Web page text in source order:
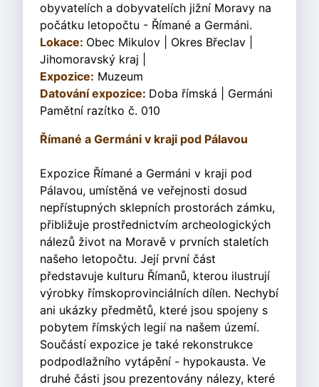
obyvatelích a dobyvatelích jižní Moravy na
počátku letopočtu - Římané a Germáni.
Lokace: Obec Mikulov | Okres Břeclav |
Jihomoravský kraj |
Expozice: Muzeum
Datování expozice: Doba římská | Germáni
Pamětní razítko č. 010
Římané a Germáni v kraji pod Pálavou
Expozice Římané a Germáni v kraji pod
Pálavou, umístěná ve veřejnosti dosud
nepřístupných sklepních prostorách zámku,
přibližuje prostřednictvím archeologických
nálezů život na Moravě v prvních staletích
našeho letopočtu. Její první část
představuje kulturu Římanů, kterou ilustrují
výrobky římskoprovinciálních dílen. Nechybí
ani ukázky předmětů, které jsou spojeny s
pobytem římských legií na našem území.
Součástí expozice je také rekonstrukce
podpodlažního vytápění - hypokausta. Ve
druhé části jsou prezentovány nálezy, které